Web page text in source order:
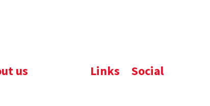
us Links Social